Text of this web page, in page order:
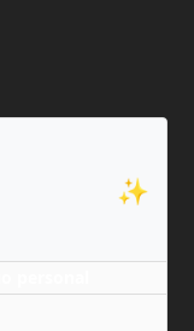
✨
personal